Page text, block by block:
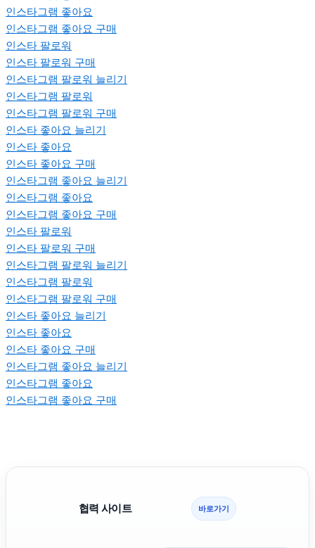
인스타그램 좋아요
인스타그램 좋아요 구매
인스타 팔로워
인스타 팔로워 구매
인스타그램 팔로워 늘리기
인스타그램 팔로워
인스타그램 팔로워 구매
인스타 좋아요 늘리기
인스타 좋아요
인스타 좋아요 구매
인스타그램 좋아요 늘리기
인스타그램 좋아요
인스타그램 좋아요 구매
인스타 팔로워
인스타 팔로워 구매
인스타그램 팔로워 늘리기
인스타그램 팔로워
인스타그램 팔로워 구매
인스타 좋아요 늘리기
인스타 좋아요
인스타 좋아요 구매
인스타그램 좋아요 늘리기
인스타그램 좋아요
인스타그램 좋아요 구매
협력 사이트 바로가기